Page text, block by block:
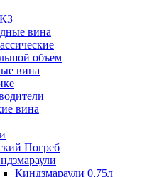
вина
объем
вина
вина
Погреб
Киндзмараули 0,75л